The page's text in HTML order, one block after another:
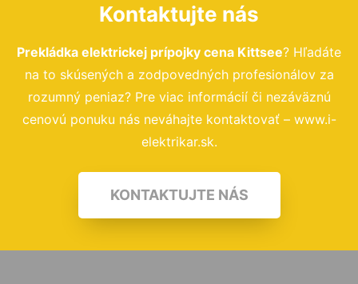
Kontaktujte nás
Prekládka elektrickej prípojky cena Kittsee? Hľadáte
na to skúsených a zodpovedných profesionálov za
rozumný peniaz? Pre viac informácií či nezáväznú
cenovú ponuku nás neváhajte kontaktovať – www.i-
elektrikar.sk.
KONTAKTUJTE NÁS